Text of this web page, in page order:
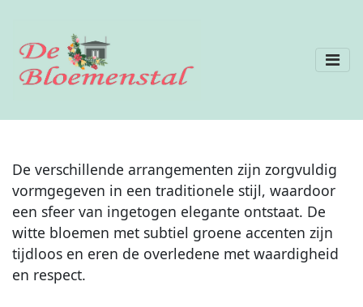
De verschillende arrangementen zijn zorgvuldig
vormgegeven in een traditionele stijl, waardoor
een sfeer van ingetogen elegante ontstaat. De
witte bloemen met subtiel groene accenten zijn
tijdloos en eren de overledene met waardigheid
en respect.